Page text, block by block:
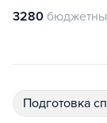
3280
подготовка